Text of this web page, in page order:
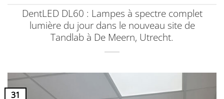
DentLED DL60 : Lampes à spectre complet
lumière du jour dans le nouveau site de
Tandlab à De Meern, Utrecht.
31